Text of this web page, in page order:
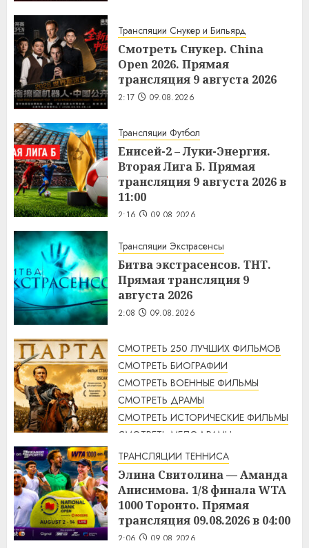
Трансляции Снукер и Бильярд
Смотреть Снукер. China
Open 2026. Прямая
трансляция 9 августа 2026
2:17 09.08.2026
Трансляции Футбол
Енисей-2 – Луки-Энергия.
Вторая Лига Б. Прямая
трансляция 9 августа 2026 в
11:00
2:16 09.08.2026
Трансляции Экстрасенсы
Битва экстрасенсов. ТНТ.
Прямая трансляция 9
августа 2026
2:08 09.08.2026
СМОТРЕТЬ 250 ЛУЧШИХ ФИЛЬМОВ
СМОТРЕТЬ БИОГРАФИИ
СМОТРЕТЬ ВОЕННЫЕ ФИЛЬМЫ
СМОТРЕТЬ ДРАМЫ
СМОТРЕТЬ ИСТОРИЧЕСКИЕ ФИЛЬМЫ
СМОТРЕТЬ МЕЛОДРАМЫ
СМОТРЕТЬ ПРИКЛЮЧЕНЧЕСКИЕ ФИЛЬМЫ
Спартак / Spartacus (1960)
смотреть онлайн
2:07 09.08.2026
ТРАНСЛЯЦИИ ТЕННИСА
Элина Свитолина — Аманда
Анисимова. 1/8 финала WTA
1000 Торонто. Прямая
трансляция 09.08.2026 в 04:00
2:06 09.08.2026